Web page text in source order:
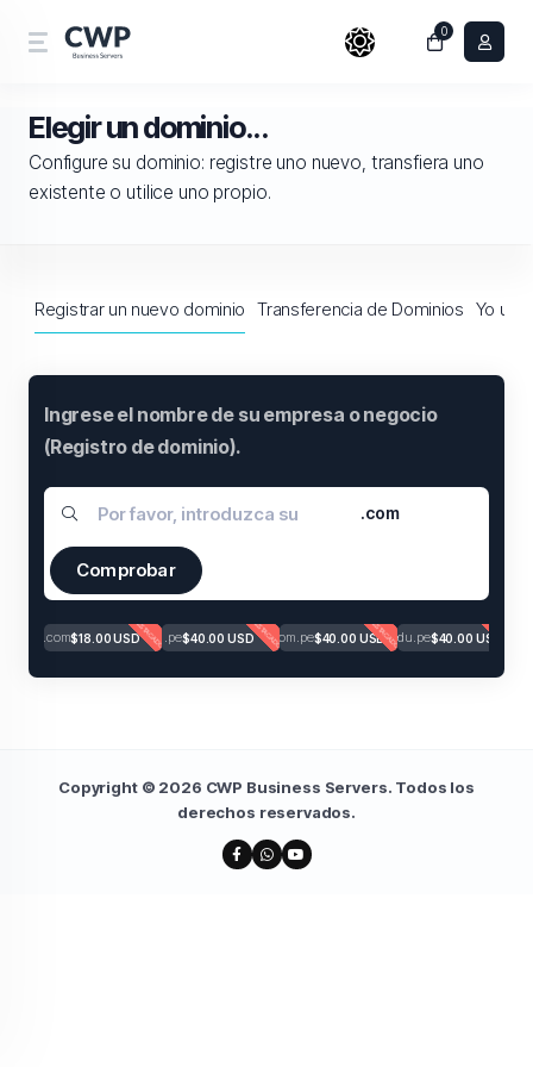
0
Elegir un dominio...
Configure su dominio: registre uno nuevo, transfiera uno
existente o utilice uno propio.
Registrar un nuevo dominio Transferencia de Dominios Yo
Ingrese el nombre de su empresa o negocio
(Registro de dominio).
.com
Comprobar
DESTACADO
.com$18.00 USD DESTACADO
.pe$40.00 USD DESTACADO
.com.pe$40.00 USD DESTACADO
.edu.pe$40.00 USD
Copyright © 2026 CWP Business Servers. Todos los
derechos reservados.